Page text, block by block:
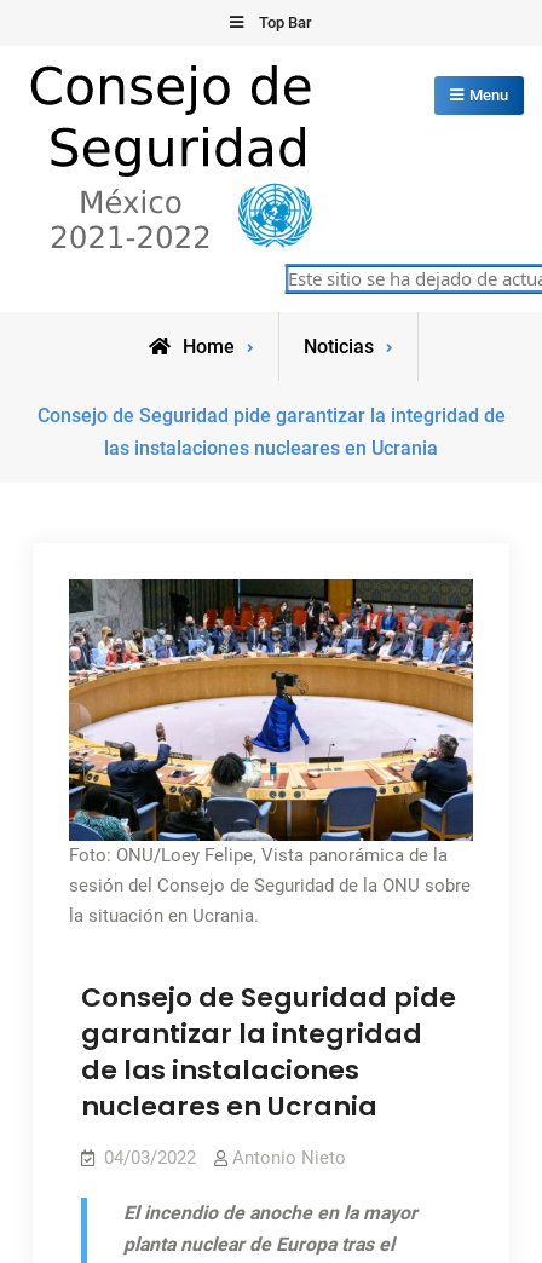
content
Top Bar
Consejo de Seguridad de las
Naciones Unidas
Menu
Este sitio se ha dejado de
Home Noticias
Consejo de Seguridad pide garantizar la integridad de
las instalaciones nucleares en Ucrania
Foto: ONU/Loey Felipe, Vista panorámica de la
sesión del Consejo de Seguridad de la ONU sobre
la situación en Ucrania.
Consejo de Seguridad pide
garantizar la integridad
de las instalaciones
nucleares en Ucrania
04/03/2022 Antonio Nieto
El incendio de anoche en la mayor
planta nuclear de Europa tras el